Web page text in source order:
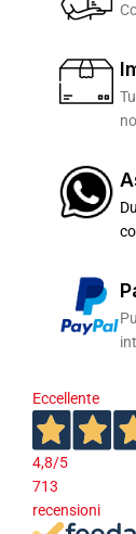
Eccellente
4,8/5
713
recensioni